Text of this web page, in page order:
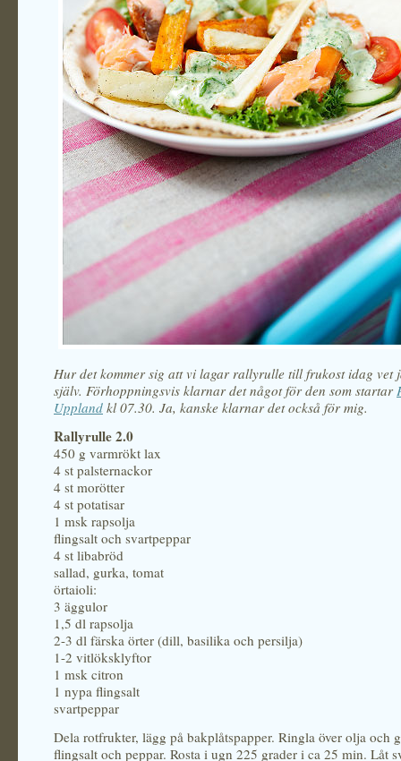
Hur det kommer sig att vi lagar rallyrulle till frukost idag vet
själv. Förhoppningsvis klarnar det något för den som startar
Uppland kl 07.30. Ja, kanske klarnar det också för mig.
Rallyrulle 2.0
450 g varmrökt lax
4 st palsternackor
4 st morötter
4 st potatisar
1 msk rapsolja
flingsalt och svartpeppar
4 st libabröd
sallad, gurka, tomat
örtaioli:
3 äggulor
1,5 dl rapsolja
2-3 dl färska örter (dill, basilika och persilja)
1-2 vitlöksklyftor
1 msk citron
1 nypa flingsalt
svartpeppar
Dela rotfrukter, lägg på bakplåtspapper. Ringla över olja och
flingsalt och peppar. Rosta i ugn 225 grader i ca 25 min. Låt